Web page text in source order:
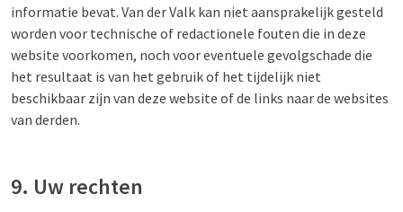
informatie bevat. Van der Valk kan niet aansprakelijk gesteld
worden voor technische of redactionele fouten die in deze
website voorkomen, noch voor eventuele gevolgschade die
het resultaat is van het gebruik of het tijdelijk niet
beschikbaar zijn van deze website of de links naar de websites
van derden.
9. Uw rechten